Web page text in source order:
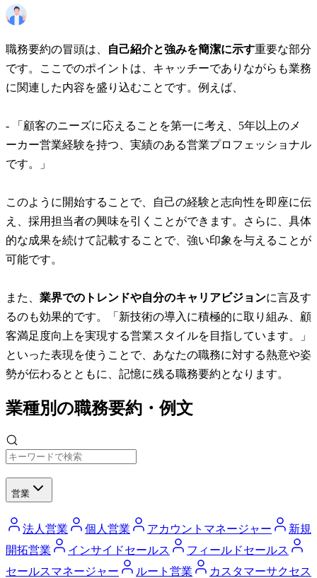
職務要約の冒頭は、 自己紹介と強みを簡潔に示す重要な部分
です。ここでのポイントは、キャッチーでありながらも業務
に関連した内容を盛り込むことです。例えば、
- 「顧客のニーズに応えることを第一に考え、5年以上のメ
ーカー営業経験を持つ、実績のある営業プロフェッショナル
です。」
このように開始することで、自己の経験と志向性を即座に伝
え、採用担当者の興味を引くことができます。さらに、具体
的な成果を続けて記載することで、強い印象を与えることが
可能です。
また、 業界でのトレンドや自分のキャリアビジョンに言及す
るのも効果的です。「新技術の導入に積極的に取り組み、顧
客満足度向上を実現する営業スタイルを目指しています。」
といった表現を使うことで、あなたの職務に対する熱意や姿
勢が伝わるとともに、記憶に残る職務要約となります。
業種別の職務要約・例文
営業
法人営業 個人営業 アカウントマネージャー
新規
開拓営業
インサイドセールス
フィールドセールス
セールスマネージャー
ルート営業
カスタマーサクセス